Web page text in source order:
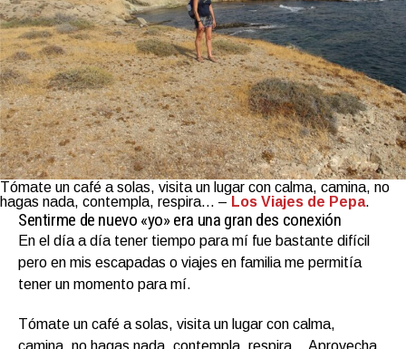
Tómate un café a solas, visita un lugar con calma, camina, no
hagas nada, contempla, respira… – Los Viajes de Pepa.
Sentirme de nuevo «yo» era una gran des conexión
En el día a día tener tiempo para mí fue bastante difícil
pero en mis escapadas o viajes en familia me permitía
tener un momento para mí.
Tómate un café a solas, visita un lugar con calma,
camina, no hagas nada, contempla, respira… Aprovecha